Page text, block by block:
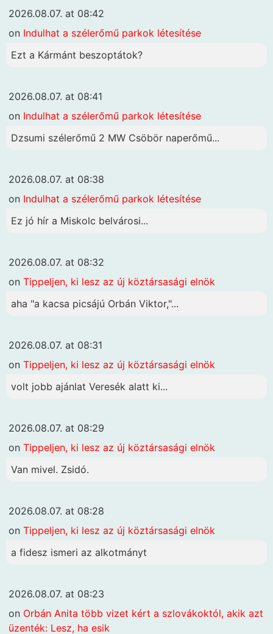
2026.08.07. at 08:42
on Indulhat a szélerőmű parkok létesítése
Ezt a Kármánt beszoptátok?
2026.08.07. at 08:41
on Indulhat a szélerőmű parkok létesítése
Dzsumi szélerőmű 2 MW Csöbör naperőmű...
2026.08.07. at 08:38
on Indulhat a szélerőmű parkok létesítése
Ez jó hír a Miskolc belvárosi...
2026.08.07. at 08:32
on Tippeljen, ki lesz az új köztársasági elnök
aha "a kacsa picsájú Orbán Viktor,"...
2026.08.07. at 08:31
on Tippeljen, ki lesz az új köztársasági elnök
volt jobb ajánlat Veresék alatt ki...
2026.08.07. at 08:29
on Tippeljen, ki lesz az új köztársasági elnök
Van mivel. Zsidó.
2026.08.07. at 08:28
on Tippeljen, ki lesz az új köztársasági elnök
a fidesz ismeri az alkotmányt
2026.08.07. at 08:23
on Orbán Anita több vizet kért a szlovákoktól, akik azt
üzenték: Lesz, ha esik